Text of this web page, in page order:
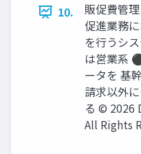
10.
販促費管
促進業務
を行うシ
は営業系
ータを 基
請求以外
る © 2026
All Rights